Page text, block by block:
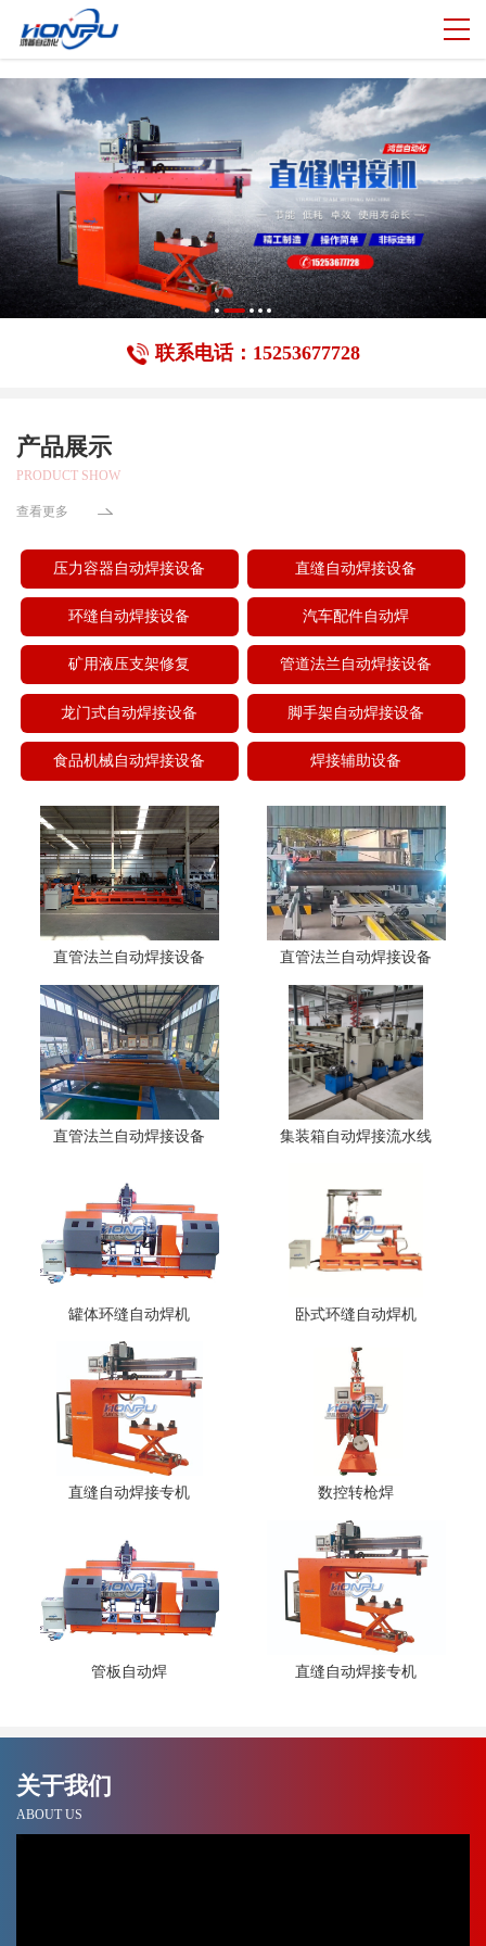
联系电话：15253677728
产品展示
PRODUCT SHOW
查看更多
压力容器自动焊接设备 直缝自动焊接设备
环缝自动焊接设备 汽车配件自动焊
矿用液压支架修复 管道法兰自动焊接设备
龙门式自动焊接设备 脚手架自动焊接设备
食品机械自动焊接设备 焊接辅助设备
直管法兰自动焊接设备 直管法兰自动焊接设备
直管法兰自动焊接设备 集装箱自动焊接流水线
罐体环缝自动焊机 卧式环缝自动焊机
直缝自动焊接专机 数控转枪焊
管板自动焊 直缝自动焊接专机
关于我们
ABOUT US